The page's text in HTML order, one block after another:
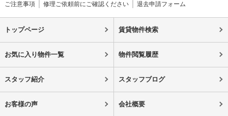
ご注意事項 修理ご依頼前にご確認ください 退去申請フォーム
トップページ 賃貸物件検索
お気に入り物件一覧 物件閲覧履歴
スタッフ紹介 スタッフブログ
お客様の声 会社概要